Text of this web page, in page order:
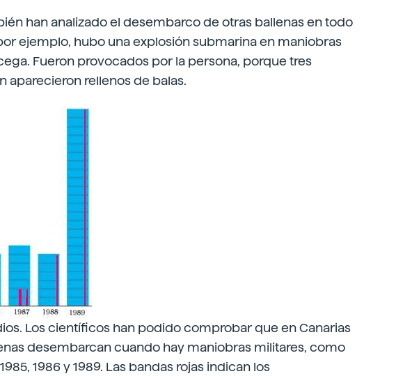
han analizado el desembarco de otras ballenas en todo
ejemplo, hubo una explosión submarina en maniobras
Fueron provocados por la persona, porque tres
aparecieron rellenos de balas.
Los científicos han podido comprobar que en Canarias
desembarcan cuando hay maniobras militares, como
1986 y 1989. Las bandas rojas indican los